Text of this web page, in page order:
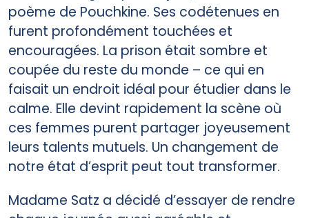
poème de Pouchkine. Ses codétenues en
furent profondément touchées et
encouragées. La prison était sombre et
coupée du reste du monde – ce qui en
faisait un endroit idéal pour étudier dans le
calme. Elle devint rapidement la scène où
ces femmes purent partager joyeusement
leurs talents mutuels. Un changement de
notre état d’esprit peut tout transformer.
Madame Satz a décidé d’essayer de rendre